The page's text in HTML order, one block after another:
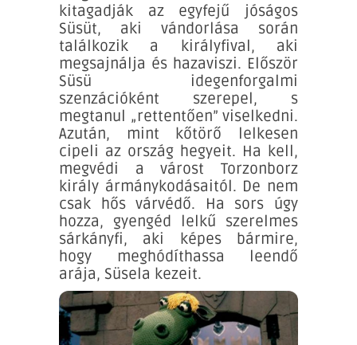
kitagadják az egyfejű jóságos
Süsüt, aki vándorlása során
találkozik a királyfival, aki
megsajnálja és hazaviszi. Először
Süsü idegenforgalmi
szenzációként szerepel, s
megtanul „rettentően” viselkedni.
Azután, mint kőtörő lelkesen
cipeli az ország hegyeit. Ha kell,
megvédi a várost Torzonborz
király ármánykodásaitól. De nem
csak hős várvédő. Ha sors úgy
hozza, gyengéd lelkű szerelmes
sárkányfi, aki képes bármire,
hogy meghódíthassa leendő
arája, Süsela kezeit.